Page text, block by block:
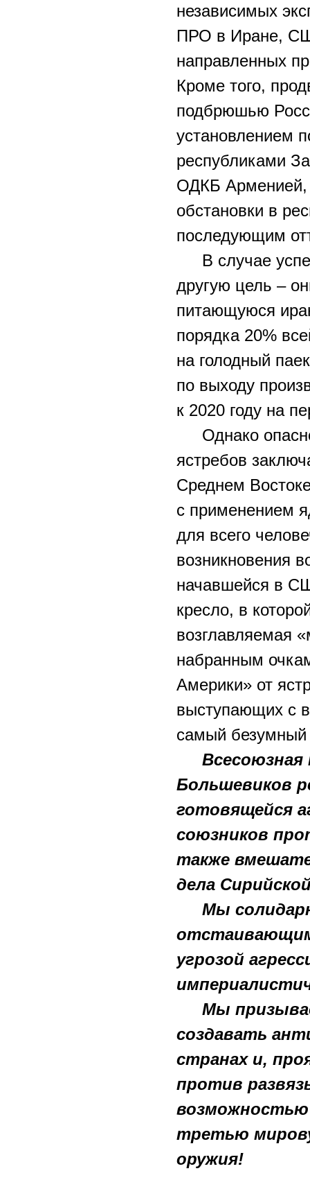
независимых
ПРО в Иране,
направленных
Кроме того,
подбрюшью
установлением
республиками
ОДКБ Арменией,
обстановки в
последующим
В случае
другую цель –
питающуюся
порядка 20%
на голодный
по выходу
к 2020 году на
Однако
ястребов
Среднем
с применением
для всего
возникновения
начавшейся в
кресло, в
возглавляемая
набранным
Америки» от
выступающих с
самый безумный
Большевиков
готовящейся
союзников
также
дела
Мы
угрозой
Мы
создавать
странах и,
против
возможностью
третью
оружия!